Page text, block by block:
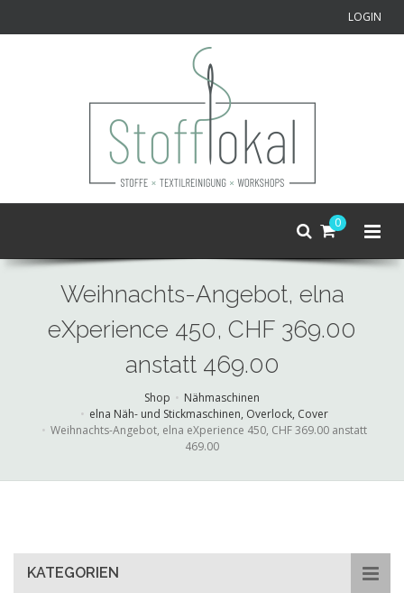
LOGIN
0
Weihnachts-Angebot, elna
eXperience 450, CHF 369.00
anstatt 469.00
Shop
Nähmaschinen
elna Näh- und Stickmaschinen, Overlock, Cover
Weihnachts-Angebot, elna eXperience 450, CHF 369.00 anstatt
469.00
KATEGORIEN